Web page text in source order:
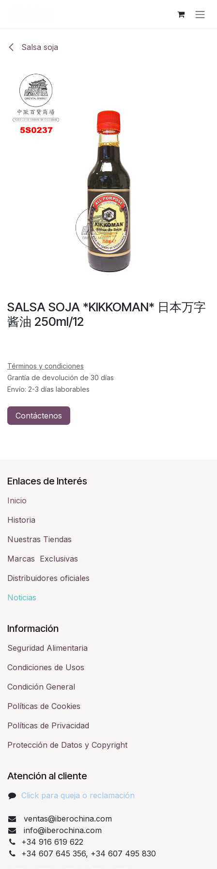
Salsa soja
SALSA SOJA *KIKKOMAN* 日本万字
酱油 250ml/12
Términos y condiciones
Grantía de devolución de 30 días
Envío: 2-3 días laborables
Contáctenos
Enlaces de Interés
Inicio
Historia​
Nuestras Tiendas
Marcas Exclusivas
Distribuidores oficiales
Noticias
Información
Seguridad Alimentaria
Condiciones de Usos
Condición General
Políticas de Cookies
Políticas de Privacidad
Protección de Datos y Copyright
Atención al cliente
Click para queja o reclamación​
ventas@iberochina.com
info@iberochina.com
+34 916 619 622
+34 607 645 356, +34 607 495 830